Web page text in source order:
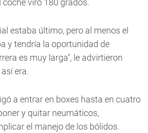
coche viró 180 grados.
estaba último, pero al menos el
y tendría la oportunidad de
es muy larga", le advirtieron
era.
a entrar en boxes hasta en cuatro
y quitar neumáticos,
el manejo de los bólidos.